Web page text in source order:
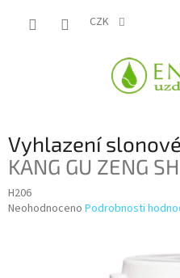
CZK
Vyhlazení
KANG GU ZENG
H206
Průměrné
Neohodnoceno Podrobnosti